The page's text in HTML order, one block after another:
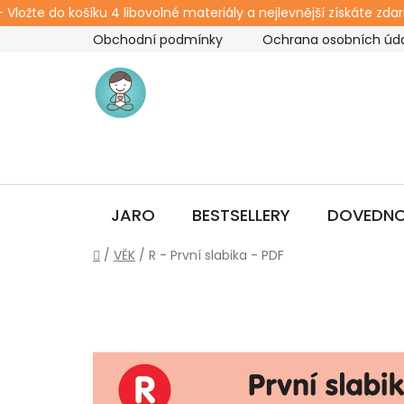
do košíku 4 libovolné materiály a nejlevnější získáte
Obchodní podmínky Ochrana osobních
JARO BESTSELLERY
Domů
/ VĚK / R - První slabika - PDF